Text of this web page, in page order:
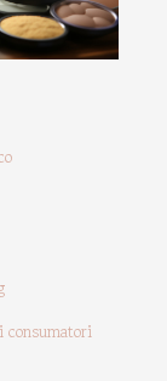
consumatori